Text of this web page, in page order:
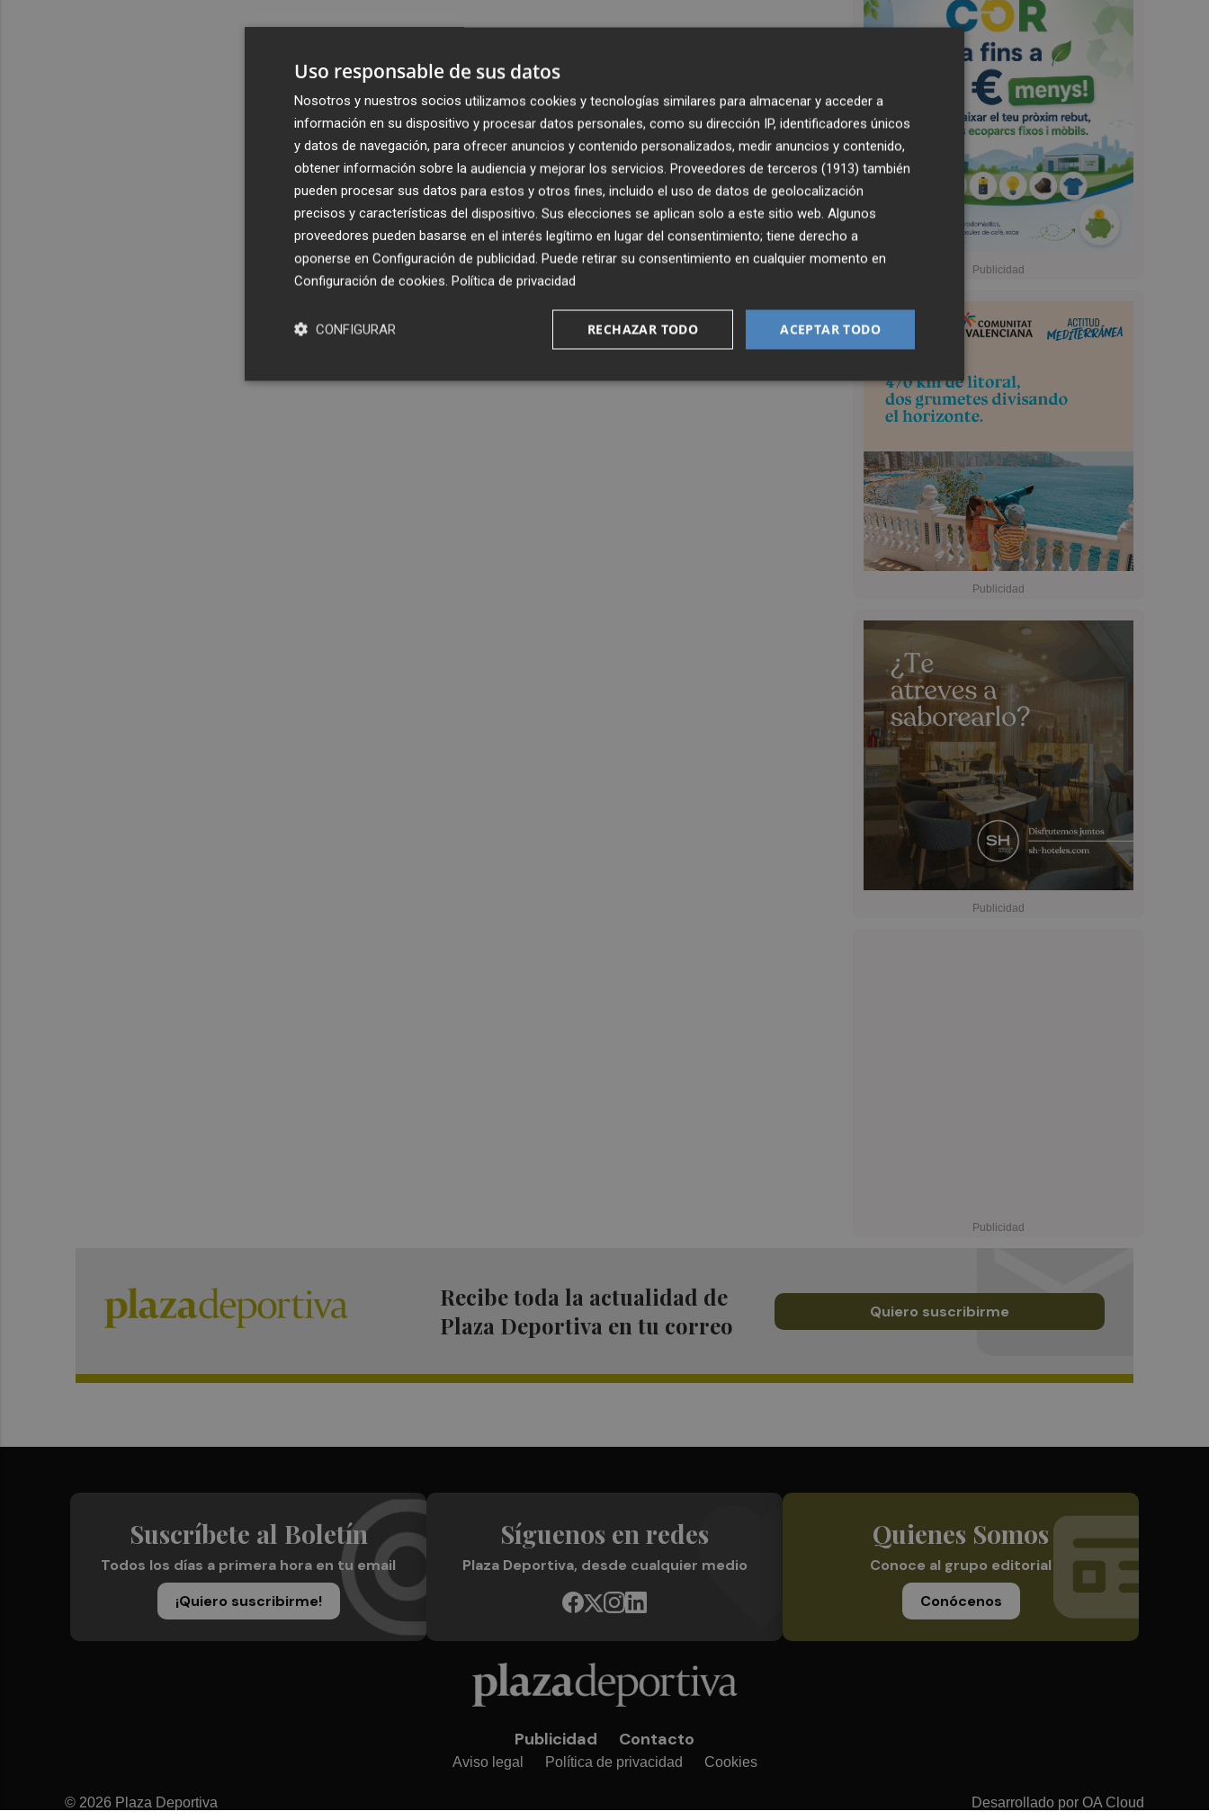
Recibe toda la actualidad de
Plaza Deportiva en tu correo
Quiero suscribirme
Suscríbete al Boletín
Todos los días a primera hora en tu email
¡Quiero suscribirme!
Síguenos en redes
Plaza Deportiva, desde cualquier medio
Quienes Somos
Conoce al grupo editorial
Conócenos
Publicidad Contacto
Aviso legal Política de privacidad Cookies
© 2026 Plaza Deportiva Desarrollado por OA Cloud
Uso responsable de sus datos
Nosotros y nuestros socios utilizamos cookies y tecnologías similares para almacenar y acceder a
información en su dispositivo y procesar datos personales, como su dirección IP, identificadores únicos
y datos de navegación, para ofrecer anuncios y contenido personalizados, medir anuncios y contenido,
obtener información sobre la audiencia y mejorar los servicios. Proveedores de terceros (1913) también
pueden procesar sus datos para estos y otros fines, incluido el uso de datos de geolocalización
precisos y características del dispositivo. Sus elecciones se aplican solo a este sitio web. Algunos
proveedores pueden basarse en el interés legítimo en lugar del consentimiento; tiene derecho a
oponerse en Configuración de publicidad. Puede retirar su consentimiento en cualquier momento en
Configuración de cookies. Política de privacidad
ACEPTAR TODO
RECHAZAR TODO
CONFIGURAR